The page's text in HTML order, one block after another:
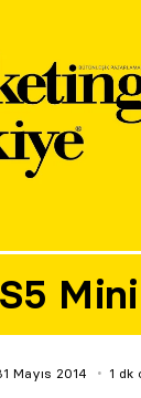
Mayıs 2014 1 dk